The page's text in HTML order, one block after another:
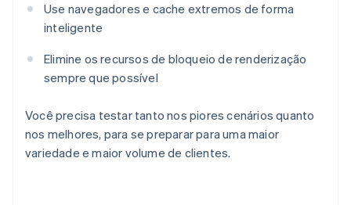
Use navegadores e cache extremos de forma
inteligente
Elimine os recursos de bloqueio de renderização
sempre que possível
Você precisa testar tanto nos piores cenários quanto
nos melhores, para se preparar para uma maior
variedade e maior volume de clientes.